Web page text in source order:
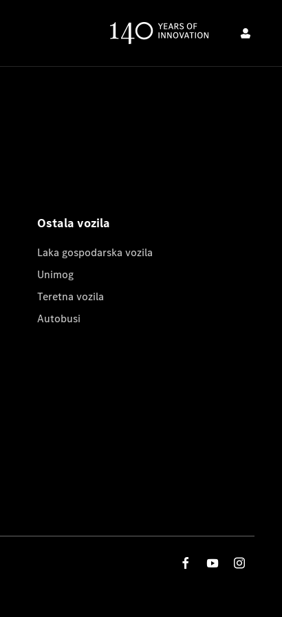
Ostala vozila
Laka gospodarska vozila
Unimog
Teretna vozila
Autobusi